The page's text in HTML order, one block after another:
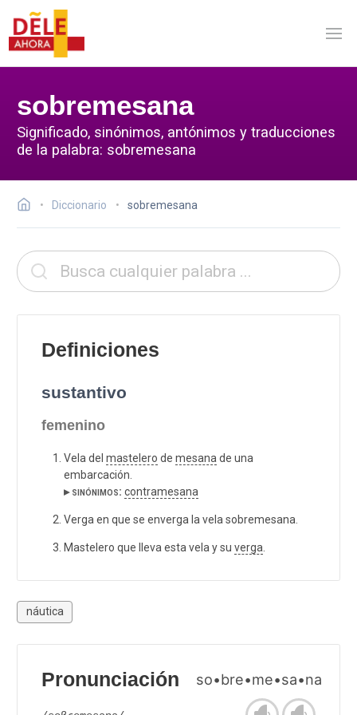
sobremesana
Significado, sinónimos, antónimos y traducciones
de la palabra: sobremesana
Diccionario sobremesana
Definiciones
sustantivo
femenino
Vela del mastelero de mesana de una
embarcación.
▸ sinónimos: contramesana
Verga en que se enverga la vela sobremesana.
Mastelero que lleva esta vela y su verga
náutica
Pronunciación so•bre•me•sa•na